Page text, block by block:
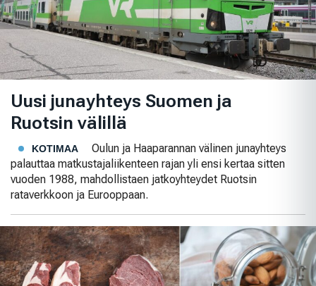
Uusi junayhteys Suomen ja
Ruotsin välillä
KOTIMAA
Oulun ja Haaparannan välinen junayhteys
palauttaa matkustajaliikenteen rajan yli ensi kertaa sitten
vuoden 1988, mahdollistaen jatkoyhteydet Ruotsin
rataverkkoon ja Eurooppaan.